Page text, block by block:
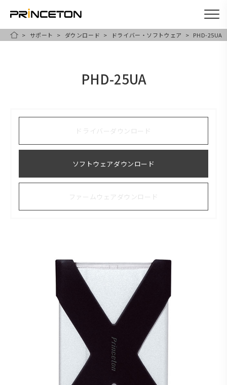
HOME
サポート ダウンロード ドライバー・ソフトウェア PHD-25UA
PHD-25UA
ドライバーダウンロード
ソフトウェアダウンロード
ファームウェアダウンロード